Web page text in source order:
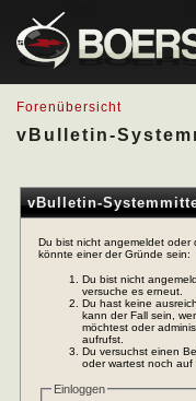
Forenübersicht
vBulletin-
vBulletin-
Du bist nicht angemeldet
könnte einer der Gründe sein:
Du bist nicht
versuche es erneut.
Du hast keine
kann der Fall sein,
möchtest oder
aufrufst.
Du versuchst einen
oder wartest noch auf
Einloggen